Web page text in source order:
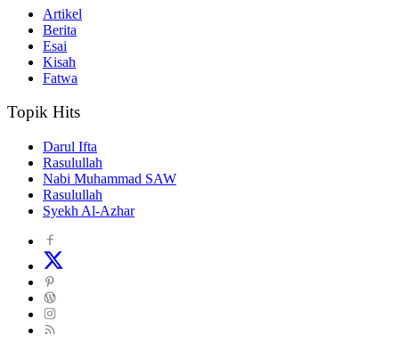
Artikel
Berita
Esai
Kisah
Fatwa
Topik Hits
Darul Ifta
Rasulullah
Nabi Muhammad SAW
Rasulullah
Syekh Al-Azhar